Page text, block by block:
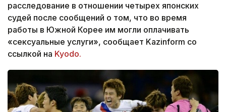
расследование в отношении четырех японских
судей после сообщений о том, что во время
работы в Южной Корее им могли оплачивать
«сексуальные услуги», сообщает Kazinform со
ссылкой на Kyodo.